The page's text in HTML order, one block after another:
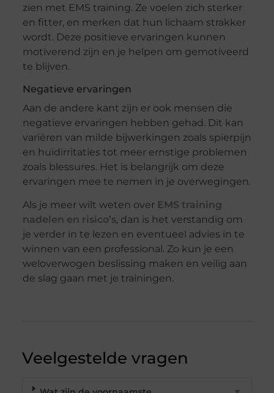
zien met EMS training. Ze voelen zich sterker
en fitter, en merken dat hun lichaam strakker
wordt. Deze positieve ervaringen kunnen
motiverend zijn en je helpen om gemotiveerd
te blijven.
Negatieve ervaringen
Aan de andere kant zijn er ook mensen die
negatieve ervaringen hebben gehad. Dit kan
variëren van milde bijwerkingen zoals spierpijn
en huidirritaties tot meer ernstige problemen
zoals blessures. Het is belangrijk om deze
ervaringen mee te nemen in je overwegingen.
Als je meer wilt weten over EMS training
nadelen en risico’s, dan is het verstandig om
je verder in te lezen en eventueel advies in te
winnen van een professional. Zo kun je een
weloverwogen beslissing maken en veilig aan
de slag gaan met je trainingen.
Veelgestelde vragen